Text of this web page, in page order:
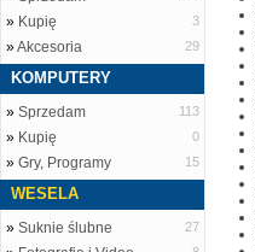
» Kupię 3
»Akcesoria 29
KOMPUTERY
» Sprzedam 113
» Kupię 0
» Gry, Programy 15
WESELA
» Suknie ślubne 27